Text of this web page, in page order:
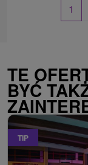
1
TE
BYĆ
TIP